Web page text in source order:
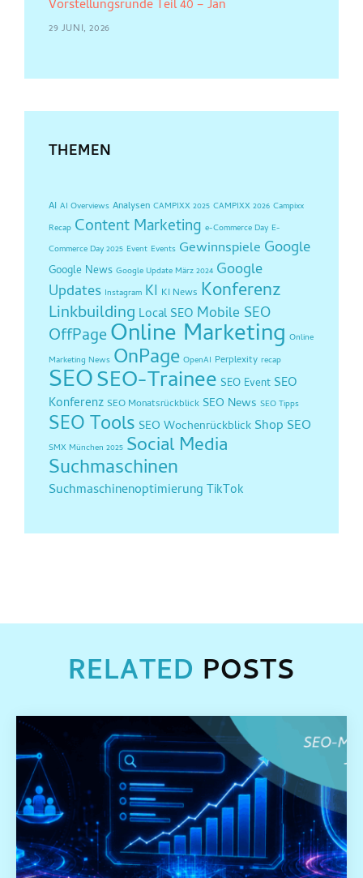
Vorstellungsrunde Teil 40 – Jan
29 JUNI, 2026
THEMEN
AI AI Overviews Analysen CAMPIXX 2025 CAMPIXX 2026 Campixx
Recap Content Marketing e-Commerce Day E-
Commerce Day 2025 Event Events Gewinnspiele Google
Google News Google Update März 2024 Google
Updates Instagram KI KI News Konferenz
Linkbuilding Local SEO Mobile SEO
OffPageOnline Marketing Online
Marketing News OnPage OpenAI Perplexity recap
SEOSEO-Trainee SEO Event SEO
Konferenz SEO Monatsrückblick SEO News SEO Tipps
SEO Tools SEO Wochenrückblick Shop SEO
SMX München 2025 Social Media
Suchmaschinen
Suchmaschinenoptimierung TikTok
RELATED POSTS